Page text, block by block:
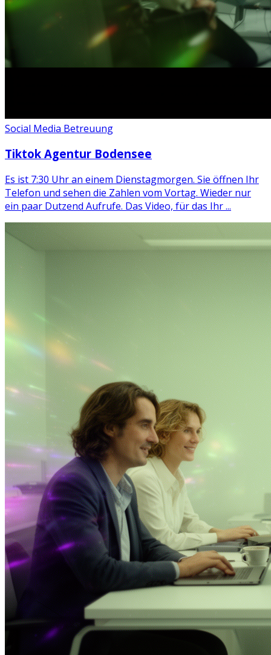
Social Media Betreuung
Tiktok Agentur Bodensee
Es ist 7:30 Uhr an einem Dienstagmorgen. Sie öffnen Ihr
Telefon und sehen die Zahlen vom Vortag. Wieder nur
ein paar Dutzend Aufrufe. Das Video, für das Ihr ...